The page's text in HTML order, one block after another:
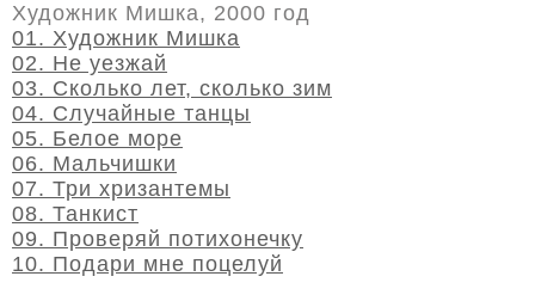
Художник Мишка, 2000 год
01. Художник Мишка
02. Не уезжай
03. Сколько лет, сколько зим
04. Случайные танцы
05. Белое море
06. Мальчишки
07. Три хризантемы
08. Танкист
09. Проверяй потихонечку
10. Подари мне поцелуй